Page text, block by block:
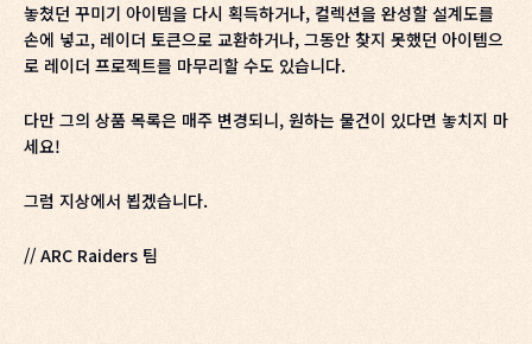
놓쳤던 꾸미기 아이템을 다시 획득하거나, 컬렉션을 완성할 설계도를
손에 넣고, 레이더 토큰으로 교환하거나, 그동안 찾지 못했던 아이템으
로 레이더 프로젝트를 마무리할 수도 있습니다.
다만 그의 상품 목록은 매주 변경되니, 원하는 물건이 있다면 놓치지 마
세요!
그럼 지상에서 뵙겠습니다.
// ARC Raiders 팀